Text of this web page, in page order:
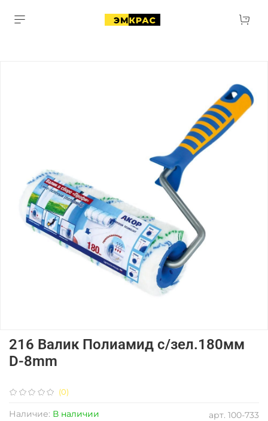
(0)
арт. 100-733
Наличие: В наличии
216 Валик Полиамид с/зел.180мм
D-8mm